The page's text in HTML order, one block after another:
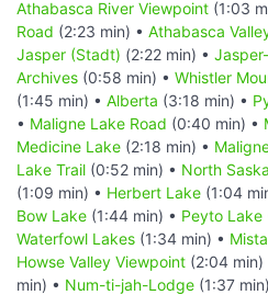
Athabasca River Viewpoint (1:03
Road (2:23 min) • Athabasca
Jasper (Stadt) (2:22 min) •
Archives (0:58 min) • Whistler
(1:45 min) • Alberta (3:18 min) •
• Maligne Lake Road (0:40 min) •
Medicine Lake (2:18 min) •
Lake Trail (0:52 min) • North
(1:09 min) • Herbert Lake (1:04
Bow Lake (1:44 min) • Peyto Lake
Waterfowl Lakes (1:34 min) •
Howse Valley Viewpoint (2:04 min)
min) • Num-ti-jah-Lodge (1:37